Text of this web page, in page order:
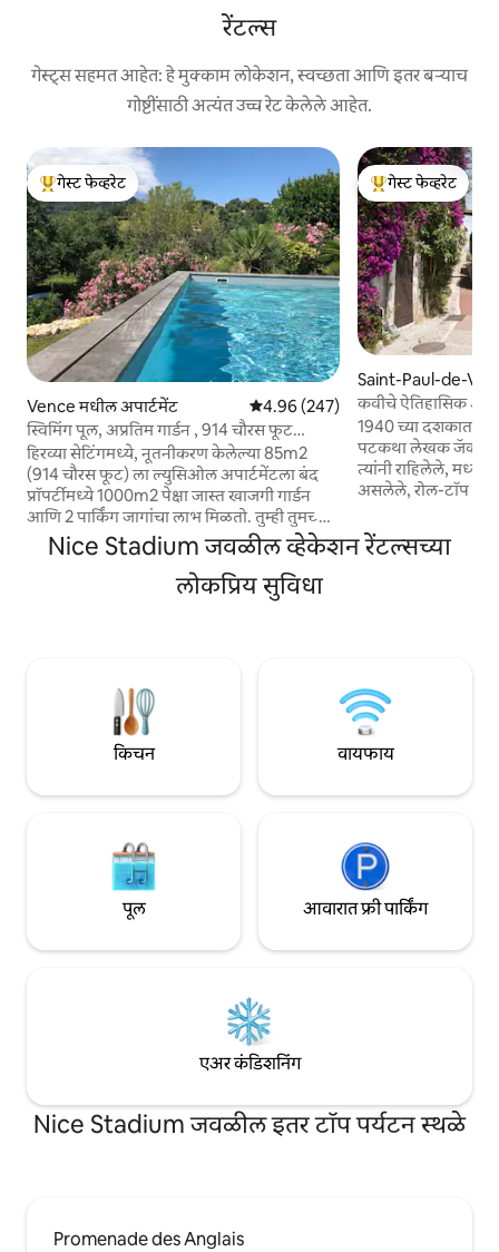
रेंटल्स
गेस्ट्स सहमत आहेत: हे मुक्काम लोकेशन, स्वच्छता आणि इतर बऱ्याच
गोष्टींसाठी अत्यंत उच्च रेट केलेले आहेत.
टॉप गेस्ट फेव्हरेट
गेस्ट फेव्हरेट
Vence मधील अपार्टमेंट 5 पैकी 4.96 सरासरी रेटिंग, 247 रिव्ह्यूज
4.96 (247)
स्विमिंग पूल, अप्रतिम गार्डन , 914 चौरस फूट
अपार्टमेंट
हिरव्या सेटिंगमध्ये, नूतनीकरण केलेल्या 85m2
(914 चौरस फूट) ला ल्युसिओल अपार्टमेंटला बंद
प्रॉपर्टीमध्ये 1000m2 पेक्षा जास्त खाजगी गार्डन
आणि 2 पार्किंग जागांचा लाभ मिळतो. तुम्ही तुमच्या
टेरेसवरील बाओसच्या शांततेची आणि दृश्याची
प्रशंसा कराल परंतु स्विमिंग पूलच्या सुंदर सेटिंगची
देखील प्रशंसा कराल. विमानतळापासून 20
मिनिटांच्या अंतरावर, सेंट पॉलपासून 10 मिनिटांच्या
जवळचे समुद्रकिनारे 15 मिनिटांच्या अंतरावर आहेत.
टॉप गेस्ट फेव्हरेट
गेस्ट फेव्हरेट
Saint-Paul-de-
अपार्टमेंट
कवीचे ऐतिहासिक
1940 च्या दशकात
पटकथा लेखक जॅक
त्यांनी राहिलेले,
असलेले, रोल-टॉप
असलेले, सुंदरपणे
110 चौरस मीटरचे 12
Nice Stadium जवळील व्हेकेशन रेंटल्सच्या
लोकप्रिय सुविधा
किचन वायफाय
पूल आवारात फ्री पार्किंग
एअर कंडिशनिंग
Nice Stadium जवळील इतर टॉप पर्यटन स्थळे
Promenade des Anglais